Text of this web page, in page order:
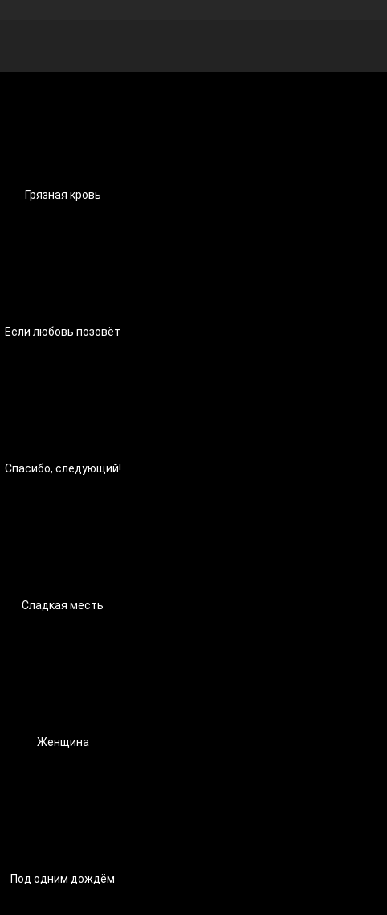
Грязная кровь
Если любовь позовёт
Спасибо, следующий!
Сладкая месть
Женщина
Под одним дождём